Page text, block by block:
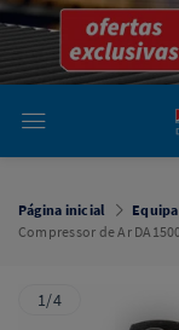
emDental
Cremer -
Henry
Cremer -
Henry
Página inicial
Compressor de Ar
1/4